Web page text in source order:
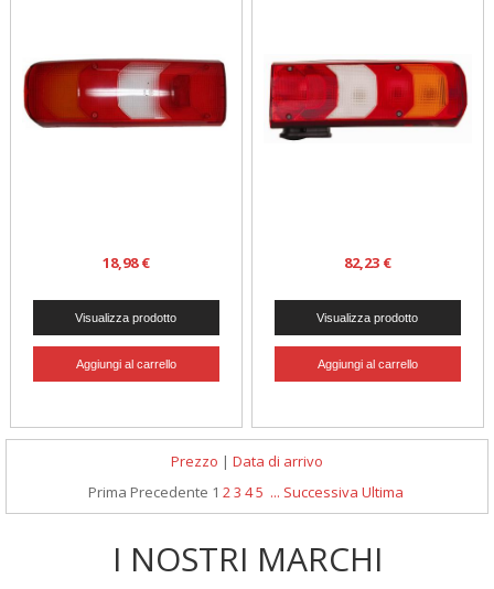
18,98 € 82,23 €
Prezzo | Data di arrivo
Prima Precedente 1 23 45 ... Successiva Ultima
I NOSTRI MARCHI